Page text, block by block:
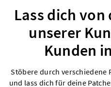
Lass dich
unserer
Kunden
Stöbere durch verschiedene
und lass dich für deine